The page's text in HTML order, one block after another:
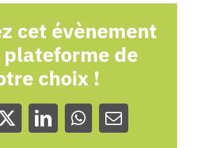
cet évènement
de
choix !
X LinkedInWhatsApp
Email